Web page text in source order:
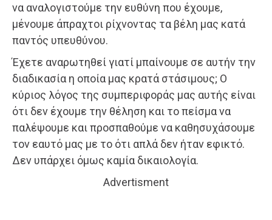
να αναλογιστούμε την ευθύνη που έχουμε,
μένουμε άπραχτοι ρίχνοντας τα βέλη μας κατά
παντός υπευθύνου.
Έχετε αναρωτηθεί γιατί μπαίνουμε σε αυτήν την
διαδικασία η οποία μας κρατά στάσιμους; O
κύριος λόγος της συμπεριφοράς μας αυτής είναι
ότι δεν έχουμε την θέληση και το πείσμα να
παλέψουμε και προσπαθούμε να καθησυχάσουμε
τον εαυτό μας με το ότι απλά δεν ήταν εφικτό.
Δεν υπάρχει όμως καμία δικαιολογία.
Advertisment